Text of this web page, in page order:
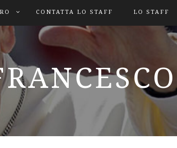
CONTATTA LO STAFF LO STAFF